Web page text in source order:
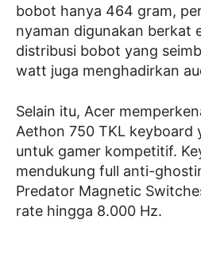
bobot hanya 464 gram,
nyaman digunakan berkat
distribusi bobot yang
watt juga menghadirkan
Selain itu, Acer
Aethon 750 TKL keyboard
untuk gamer kompetitif.
mendukung full anti-
Predator Magnetic
rate hingga 8.000 Hz.